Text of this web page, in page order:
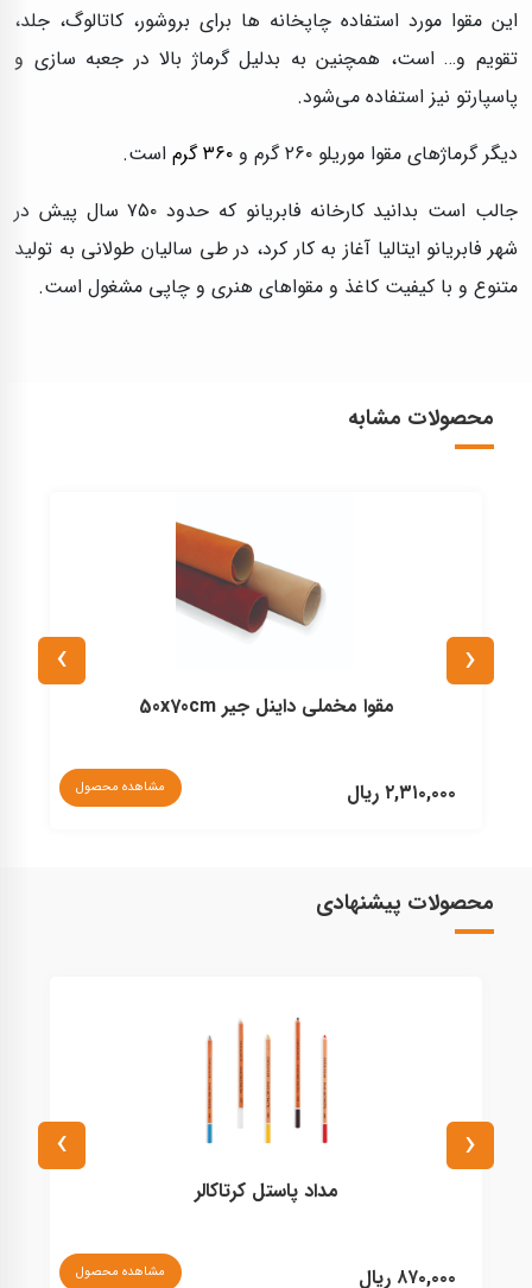
این مقوا مورد استفاده چاپخانه ها برای بروشور، کاتالوگ، جلد،
تقویم و… است، همچنین به بدلیل گرماژ بالا در جعبه سازی و
پاسپارتو نیز استفاده می‌شود.
دیگر گرماژهای مقوا موریلو ۲۶۰ گرم و
۳۶۰ گرم
است.
جالب است بدانید کارخانه فابریانو که حدود ۷۵۰ سال پیش در
شهر فابریانو ایتالیا آغاز به کار کرد، در طی سالیان طولانی به تولید
متنوع و با کیفیت کاغذ و مقواهای هنری و چاپی مشغول است.
محصولات مشابه
مقوا مخملی داینل جیر 50x70cm
۲,۳۱۰,۰۰۰ ریال مشاهده محصول
‹
›
محصولات پیشنهادی
مداد پاستل کرتاکالر
۸۷۰,۰۰۰ ریال مشاهده محصول
‹
›